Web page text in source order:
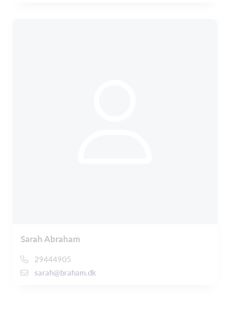
Sarah Abraham
29444905
sarah@braham.dk